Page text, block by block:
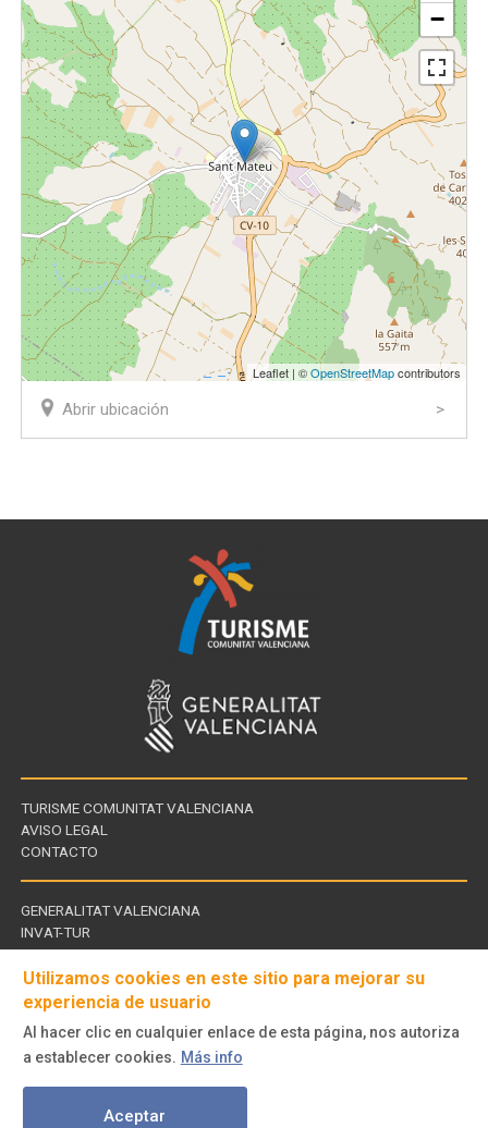
−
Leaflet | ©OpenStreetMapcontributors
Abrir ubicación
TURISME COMUNITAT VALENCIANA
AVISO LEGAL
CONTACTO
Links
of
interest
GENERALITAT VALENCIANA
INVAT-TUR
CDT - CENTROS DE TURISMO
Follow
Utilizamos cookies en este sitio para mejorar su
experiencia de usuario
Al hacer clic en cualquier enlace de esta página, nos autoriza
a establecer cookies. Más info
Aceptar